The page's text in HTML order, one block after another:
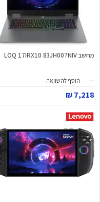
מחשב LOQ 17IRX10 83JH007NIV
הוסף להשוואה
7,218 ₪